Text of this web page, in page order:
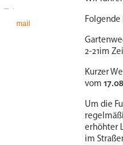
mail
2-21im
Kurzer
vom
Um die
erhöhter
im